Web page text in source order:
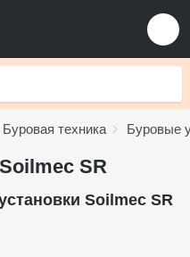
Буровая техника Буровые
SR
Soilmec SR